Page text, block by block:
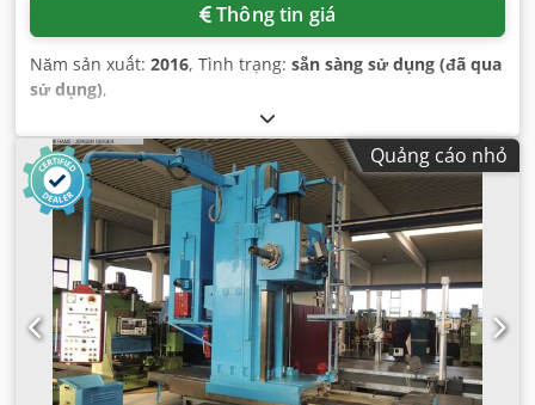
Thông tin giá
Năm sản xuất: 2016, Tình trạng: sẵn sàng sử dụng (đã qua
sử dụng),
Quảng cáo nhỏ